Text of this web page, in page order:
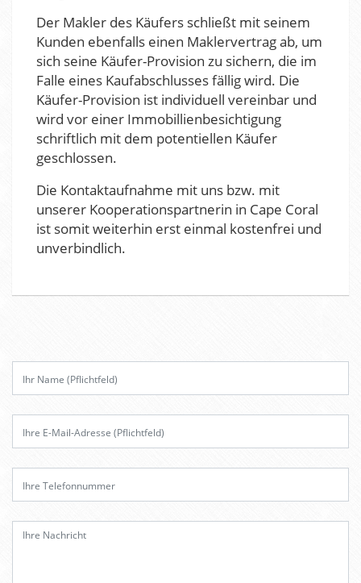
Der Makler des Käufers schließt mit seinem
Kunden ebenfalls einen Maklervertrag ab, um
sich seine Käufer-Provision zu sichern, die im
Falle eines Kaufabschlusses fällig wird. Die
Käufer-Provision ist individuell vereinbar und
wird vor einer Immobillienbesichtigung
schriftlich mit dem potentiellen Käufer
geschlossen.
Die Kontaktaufnahme mit uns bzw. mit
unserer Kooperationspartnerin in Cape Coral
ist somit weiterhin erst einmal kostenfrei und
unverbindlich.
B
t
t
l
a